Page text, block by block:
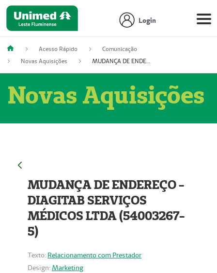
Login
Acesso Rápido
Comunicação
Novas Aquisições
MUDANÇA DE ENDEREÇO - DIAGITAB SERVIÇOS MÉDICOS LTDA (54003267-5)
Novas Aquisições
MUDANÇA DE ENDEREÇO -
DIAGITAB SERVIÇOS
MÉDICOS LTDA (54003267-
5)
Texto: Relacionamento com Prestador
Design: Marketing